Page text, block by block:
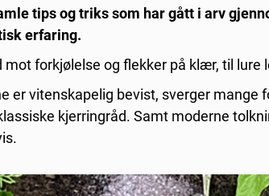
tips og triks som har gått i arv
erfaring.
mot forkjølelse og flekker på klær, til lure
er vitenskapelig bevist, sverger
kjerringråd. Samt moderne